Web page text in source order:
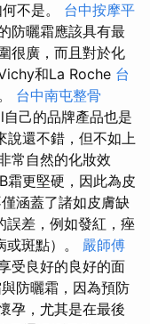
不是。 台中按摩平
防曬霜應該具有最
很廣，而且對於化
和La Roche 台
台中南屯整骨
己的品牌產品也是
說還不錯，但不如上
常自然的化妝效
霜更堅硬，因此為皮
涵蓋了諸如皮膚缺
誤差，例如發紅，痤
斑點）。 嚴師傅
受良好的良好的面
防曬霜，因為預防
孕，尤其是在最後